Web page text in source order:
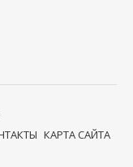
КАРТА САЙТА